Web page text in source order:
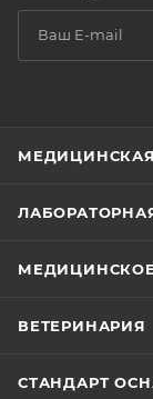
ВЕТЕРИНАРИЯ
СТАНДАРТ